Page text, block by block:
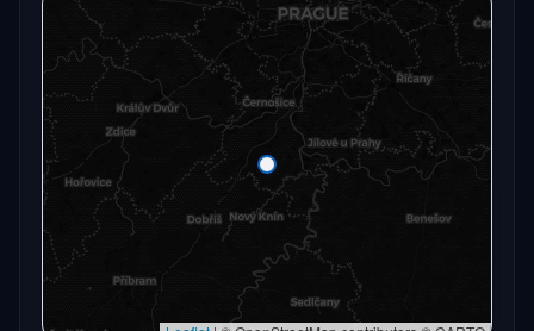
Radarový snímek momentálně není dostupný.
Otevřít v plné mapě
Zkusit znovu
Otevřít v plné mapě →